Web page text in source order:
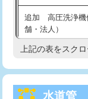
給水管工事※（塩
用/3ｍまで)
給水管工事※（塩
給水管工事※（ラ
追加 高圧洗浄機
舗・法人）
高度高圧洗浄換
上記の表をスク
水道管